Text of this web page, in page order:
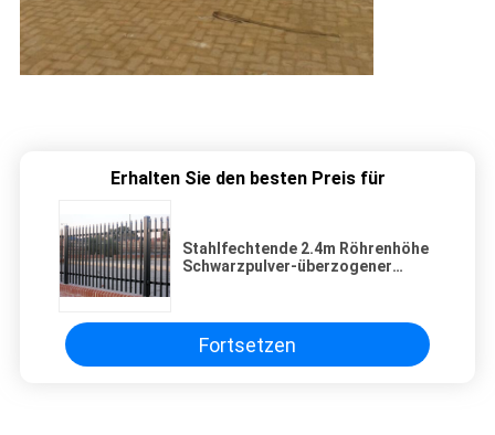
Erhalten Sie den besten Preis für
Stahlfechtende 2.4m Röhrenhöhe
Schwarzpulver-überzogener
Fortsetzen